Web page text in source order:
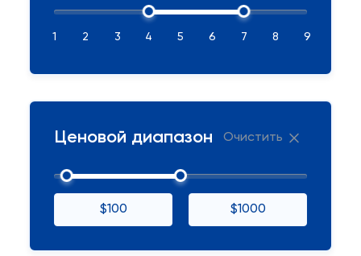
1 2 3 4 5 6 7 8 9
Ценовой диапазон Очистить
$100 $1000